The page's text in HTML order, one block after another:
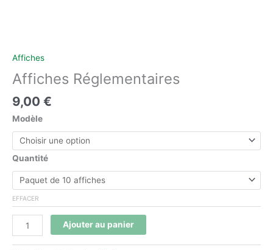
Affiches
Affiches Réglementaires
9,00 €
Modèle
Quantité
EFFACER
Ajouter au panier